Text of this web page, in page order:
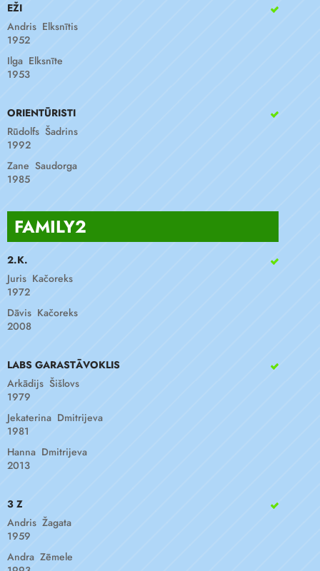
EŽI
Andris Elksnītis
1952
Ilga Elksnīte
1953
ORIENTŪRISTI
Rūdolfs Šadrins
1992
Zane Saudorga
1985
FAMILY2
2.K.
Juris Kačoreks
1972
Dāvis Kačoreks
2008
LABS GARASTĀVOKLIS
Arkādijs Šišlovs
1979
Jekaterina Dmitrijeva
1981
Hanna Dmitrijeva
2013
3 Z
Andris Žagata
1959
Andra Zēmele